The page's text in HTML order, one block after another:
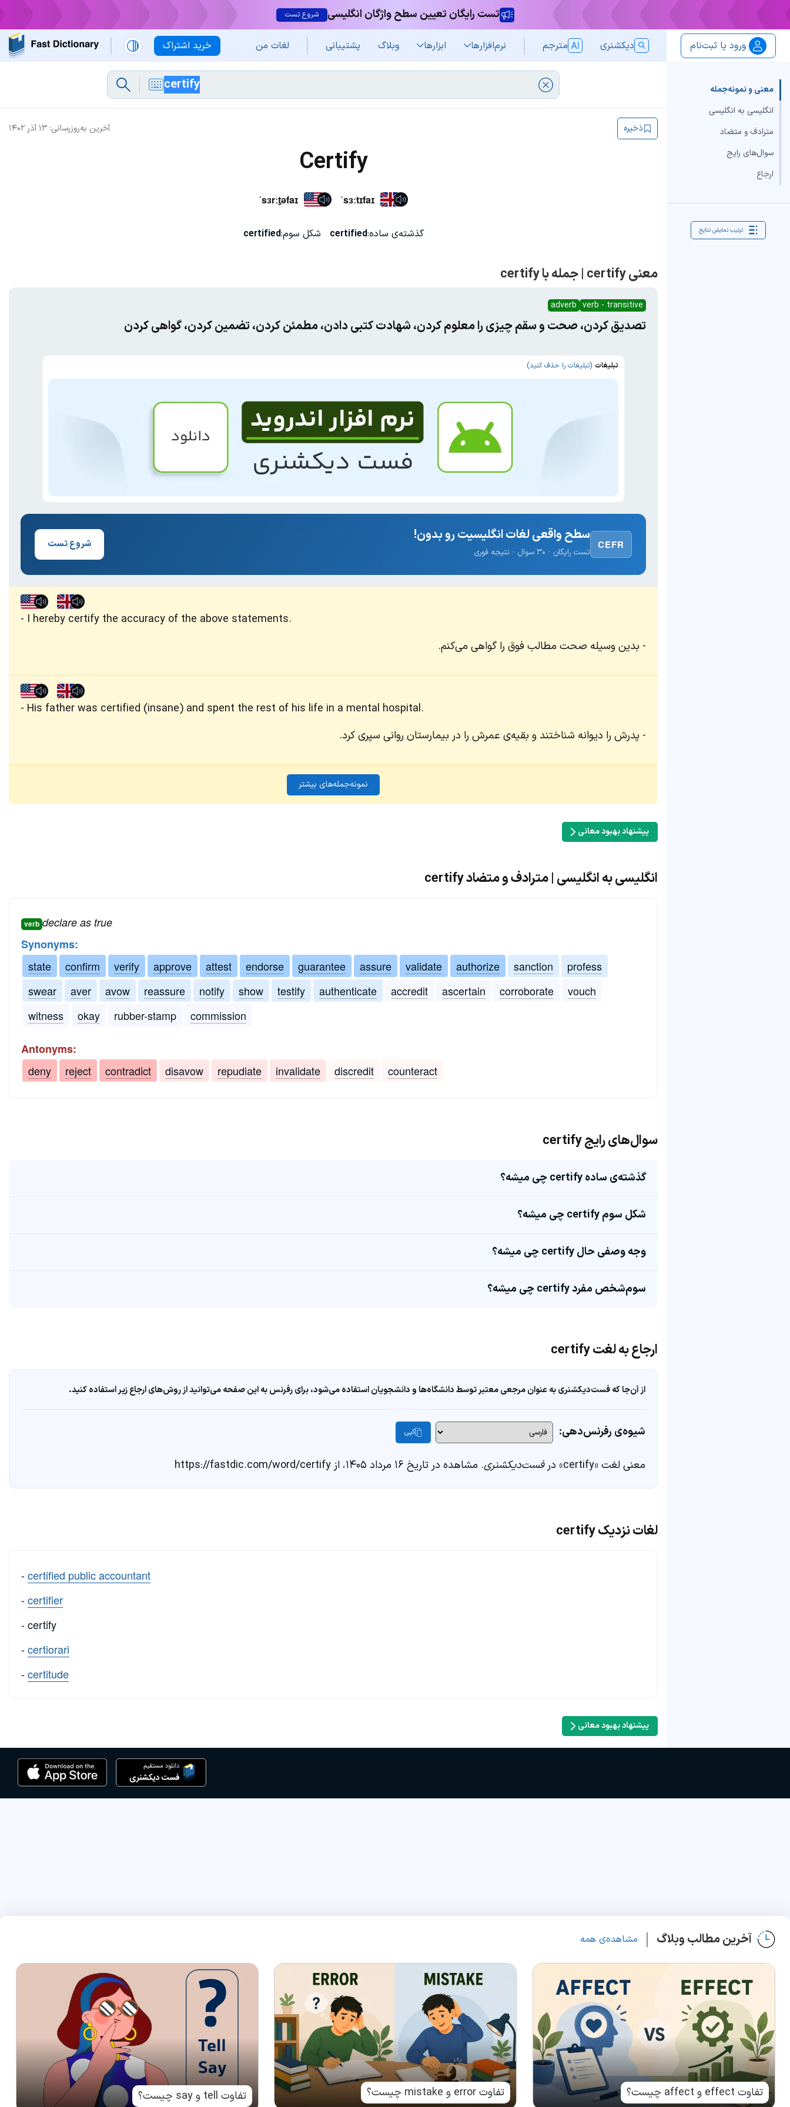
تست رایگان تعیین سطح واژگان انگلیسی شروع تست
خرید اشتراک ورود یا ثبت‌نام دیکشنری مترجم نرم‌افزار‌ها ابزارها وبلاگ پشتیبانی لغات من
معنی و نمونه‌جمله
انگلیسی به انگلیسی
مترادف و متضاد
سوال‌های رایج
ارجاع
ترتیب نمایش نتایج
آخرین به‌روزرسانی: ۱۳ آذر ۱۴۰۲ ذخیره
Certify
ˈsɜrːt̬əfaɪ ˈsɜːtɪfaɪ
گذشته‌ی ساده:certified شکل سوم:certified
معنی certify | جمله با certify
verb - transitive
adverb
تصدیق کردن، صحت و سقم چیزی را معلوم کردن، شهادت کتبی دادن، مطمئن کردن، تضمین کردن، گواهی کردن
تبلیغات (تبلیغات را حذف کنید)
CEFR
سطح واقعی لغات انگلیسیت رو بدون!
تست رایگان · ۳۰ سوال · نتیجه فوری
شروع تست
I hereby certify the accuracy of the above statements.
بدین وسیله صحت مطالب فوق را گواهی می‌کنم.
His father was certified (insane) and spent the rest of his life in a mental hospital.
پدرش را دیوانه شناختند و بقیه‌ی عمرش را در بیمارستان روانی سپری کرد.
نمونه‌جمله‌های بیشتر
پیشنهاد بهبود معانی
انگلیسی به انگلیسی | مترادف و متضاد certify
verb declare as true
Synonyms:
state
confirm verify approve attest endorse guarantee assure validate authorize sanction
profess
swear
aver avow reassure notify show testify authenticate accredit ascertain corroborate
vouch
witness
okay rubber-stamp commission
Antonyms:
deny
reject contradict disavow repudiate invalidate discredit counteract
سوال‌های رایج certify
گذشته‌ی ساده certify چی میشه؟
شکل سوم certify چی میشه؟
وجه وصفی حال certify چی میشه؟
سوم‌شخص مفرد certify چی میشه؟
ارجاع به لغت certify
از آن‌جا که فست‌دیکشنری به عنوان مرجعی معتبر توسط دانشگاه‌ها و دانشجویان استفاده می‌شود، برای رفرنس به این صفحه می‌توانید از روش‌های ارجاع زیر استفاده کنید.
شیوه‌ی رفرنس‌دهی: کپی
معنی لغت «certify» در فست‌دیکشنری. مشاهده در تاریخ ۱۶ مرداد ۱۴۰۵، از https://fastdic.com/word/certify
لغات نزدیک certify
-certified public accountant
-certifier
- certify
-certiorari
-certitude
پیشنهاد بهبود معانی
آخرین مطالب وبلاگ مشاهده‌ی همه
تفاوت effect و affect چیست؟ تفاوت error و mistake چیست؟ تفاوت tell و say چیست؟